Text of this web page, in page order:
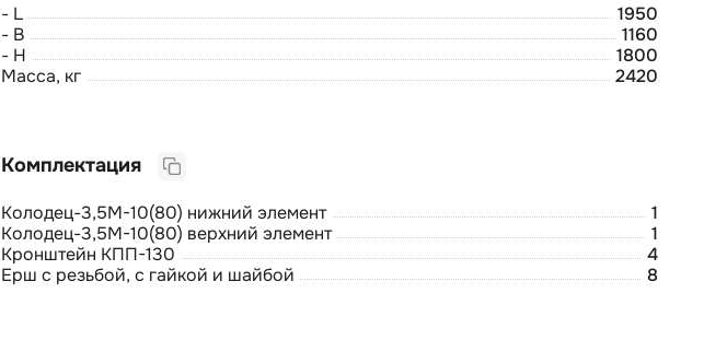
- L
1950
- B
1160
- H
1800
Масса, кг
2420
Колодец-3,5М-10(80) нижний элемент
1
Колодец-3,5М-10(80) верхний элемент
1
Кронштейн КПП-130
4
Ерш с резьбой, с гайкой и шайбой
8